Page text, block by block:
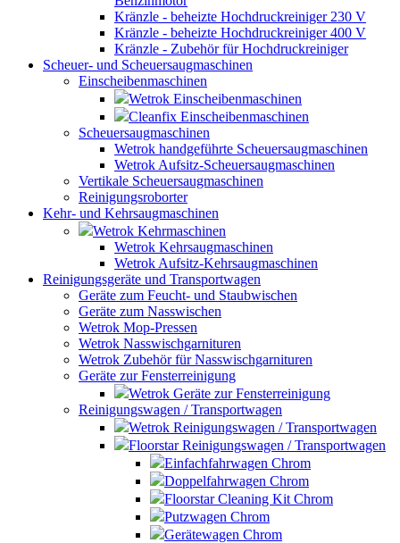
Kränzle - beheizte Hochdruckreiniger 230 V
Kränzle - beheizte Hochdruckreiniger 400 V
Kränzle - Zubehör für Hochdruckreiniger
Scheuer- und Scheuersaugmaschinen
Einscheibenmaschinen
Wetrok Einscheibenmaschinen
Cleanfix Einscheibenmaschinen
Scheuersaugmaschinen
Wetrok handgeführte Scheuersaugmaschinen
Wetrok Aufsitz-Scheuersaugmaschinen
Vertikale Scheuersaugmaschinen
Reinigungsroborter
Kehr- und Kehrsaugmaschinen
Wetrok Kehrmaschinen
Wetrok Kehrsaugmaschinen
Wetrok Aufsitz-Kehrsaugmaschinen
Reinigungsgeräte und Transportwagen
Geräte zum Feucht- und Staubwischen
Geräte zum Nasswischen
Wetrok Mop-Pressen
Wetrok Nasswischgarnituren
Wetrok Zubehör für Nasswischgarnituren
Geräte zur Fensterreinigung
Wetrok Geräte zur Fensterreinigung
Reinigungswagen / Transportwagen
Wetrok Reinigungswagen / Transportwagen
Floorstar Reinigungswagen / Transportwagen
Einfachfahrwagen Chrom
Doppelfahrwagen Chrom
Floorstar Cleaning Kit Chrom
Putzwagen Chrom
Gerätewagen Chrom